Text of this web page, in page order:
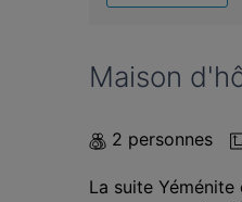
Maison
2 personnes
La suite